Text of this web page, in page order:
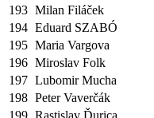
193 Milan Filáček
194 Eduard SZABÓ
195 Maria Vargova
196 Miroslav Folk
197 Lubomir Mucha
198 Peter Vaverčák
199 Rastislav Ďurica